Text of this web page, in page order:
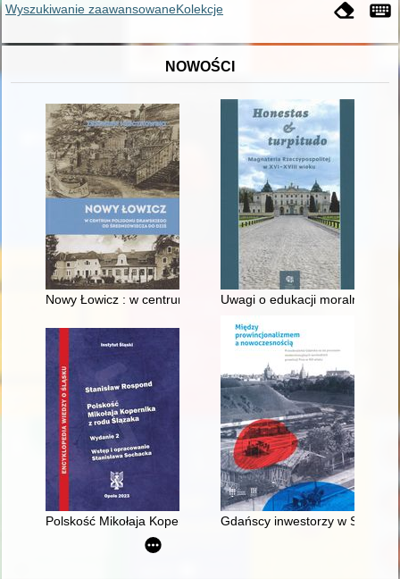
Wyszukiwanie zaawansowaneKolekcje
NOWOŚCI
Nowy Łowicz : w centrum poligonu drawskiego od
Uwagi o edukacji moralnej
Polskość Mikołaja Kopernika z rodu Ślązaka
Gdańscy inwestorzy w